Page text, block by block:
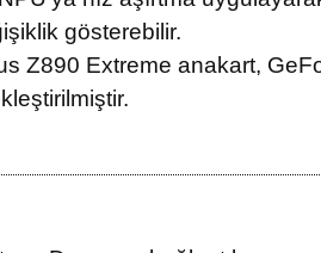
gösterebilir.
Z890 Extreme anakart,